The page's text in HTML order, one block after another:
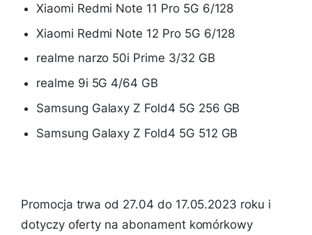
Xiaomi Redmi Note 11 Pro 5G 6/128
Xiaomi Redmi Note 12 Pro 5G 6/128
realme narzo 50i Prime 3/32 GB
realme 9i 5G 4/64 GB
Samsung Galaxy Z Fold4 5G 256 GB
Samsung Galaxy Z Fold4 5G 512 GB
Promocja trwa od 27.04 do 17.05.2023 roku i
dotyczy oferty na abonament komórkowy